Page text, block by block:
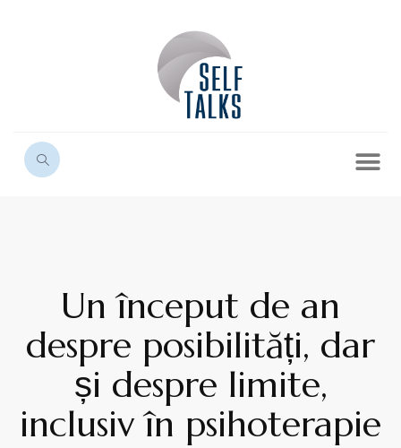
Un început de an
despre posibilități, dar
și despre limite,
inclusiv în psihoterapie